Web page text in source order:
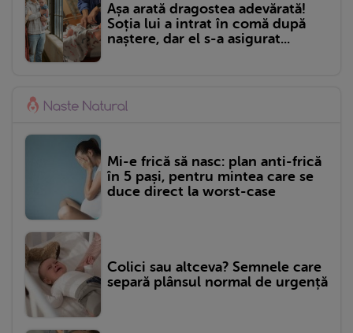
Așa arată dragostea adevărată!
Soția lui a intrat în comă după
naștere, dar el s-a asigurat...
Mi-e frică să nasc: plan anti-frică
în 5 pași, pentru mintea care se
duce direct la worst-case
Colici sau altceva? Semnele care
separă plânsul normal de urgență